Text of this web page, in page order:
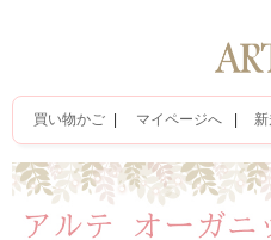
買い物かご マイページへ